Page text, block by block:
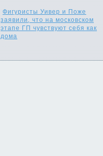
Фигуристы Уивер и Поже
заявили, что на московском
этапе ГП чувствуют себя как
дома